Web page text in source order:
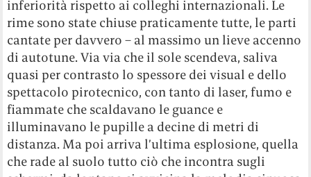
inferiorità rispetto ai colleghi internazionali. Le
rime sono state chiuse praticamente tutte, le parti
cantate per davvero – al massimo un lieve accenno
di autotune. Via via che il sole scendeva, saliva
quasi per contrasto lo spessore dei visual e dello
spettacolo pirotecnico, con tanto di laser, fumo e
fiammate che scaldavano le guance e
illuminavano le pupille a decine di metri di
distanza. Ma poi arriva l’ultima esplosione, quella
che rade al suolo tutto ciò che incontra sugli